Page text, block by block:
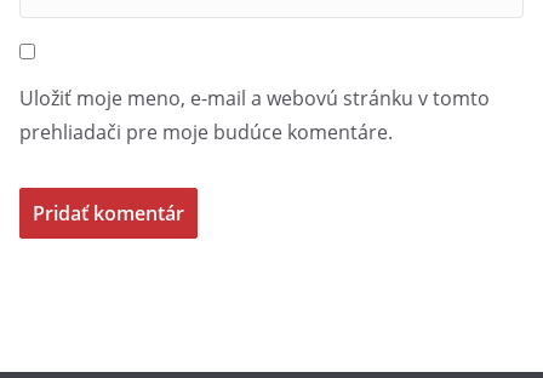
Uložiť moje meno, e-mail a webovú stránku v tomto
prehliadači pre moje budúce komentáre.